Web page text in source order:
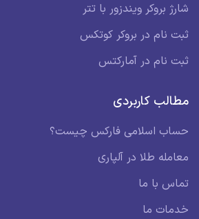
شارژ بروکر ویندزور با تتر
ثبت نام در بروکر کوتکس
ثبت نام در آمارکتس
مطالب کاربردی
حساب اسلامی فارکس چیست؟
معامله طلا در آلپاری
تماس با ما
خدمات ما